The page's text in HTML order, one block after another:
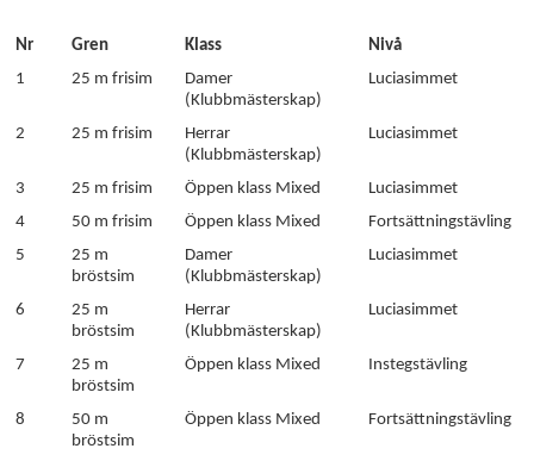
Nr Gren Klass
Nivå
1
25 m frisim
Damer
(Klubbmästerskap)
Luciasimmet
2 25 m frisim
Herrar
(Klubbmästerskap)
Luciasimmet
3 25 m frisim Öppen klass Mixed
Luciasimmet
4
50 m frisim Öppen klass Mixed
Fortsättningstävling
5
25 m
bröstsim
Damer
(Klubbmästerskap)
Luciasimmet
6
25 m
bröstsim
Herrar
(Klubbmästerskap)
Luciasimmet
7
25 m
bröstsim
Öppen klass Mixed Instegstävling
8
50 m
bröstsim
Öppen klass Mixed Fortsättningstävling